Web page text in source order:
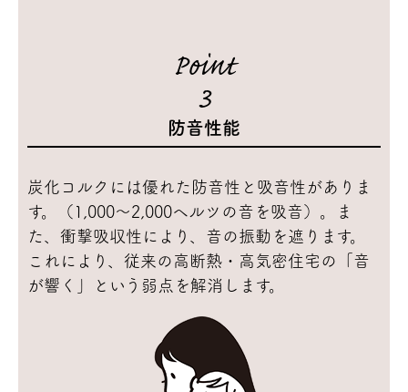
Point
3
防音性能
炭化コルクには優れた防音性と吸音性がありま
す。（1,000～2,000ヘルツの音を吸音）。ま
た、衝撃吸収性により、音の振動を遮ります。
これにより、従来の高断熱・高気密住宅の「音
が響く」という弱点を解消します。